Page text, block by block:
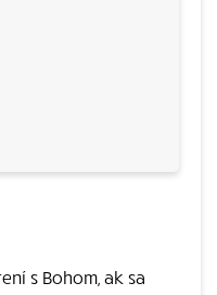
s Bohom, ak sa